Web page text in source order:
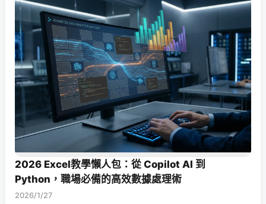
2026 Excel教學懶人包：從 Copilot AI 到
Python，職場必備的高效數據處理術
2026/1/27